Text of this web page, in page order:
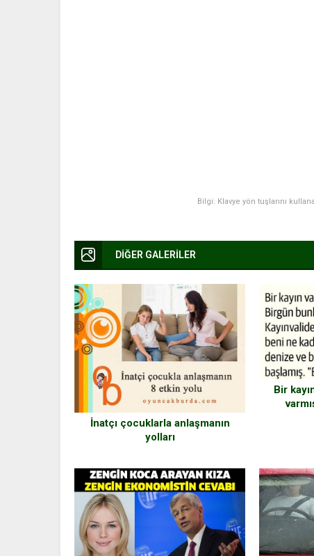
Bilgi: Klavye yön tuşlarını
DİĞER GALERİLER
İnatçı çocuklarla anlaşmanın
yolları
Bir